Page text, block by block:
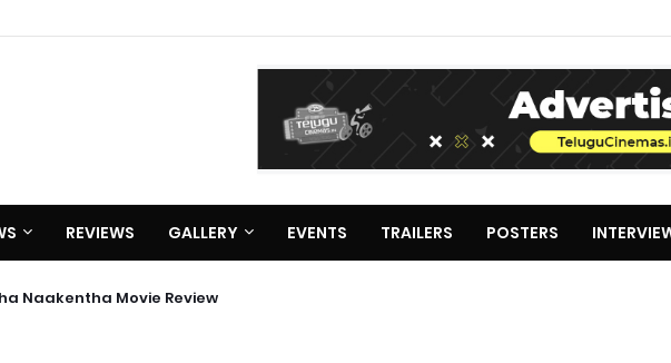
REVIEWS GALLERY EVENTS TRAILERS POSTERS
Naakentha Movie Review